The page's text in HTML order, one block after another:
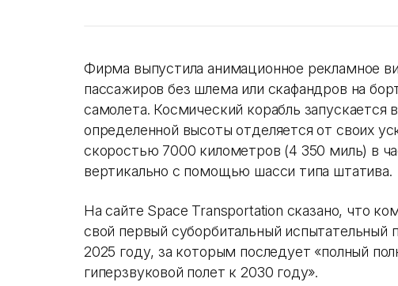
Фирма выпустила анимационное рекламное
пассажиров без шлема или скафандров на
самолета. Космический корабль запускается
определенной высоты отделяется от своих
скоростью 7000 километров (4 350 миль) в
вертикально с помощью шасси типа штатива.
На сайте Space Transportation сказано, что
свой первый суборбитальный испытательный
2025 году, за которым последует «полный
гиперзвуковой полет к 2030 году».